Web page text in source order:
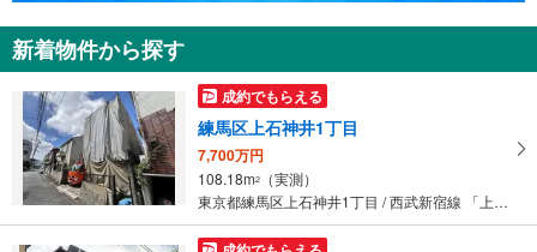
新着物件から探す
成約でもらえる
練馬区上石神井1丁目
7,700万円
108.18m2
（実測）
東京都練馬区上石神井1丁目 / 西武新宿線 「上石神井」駅 徒歩7分